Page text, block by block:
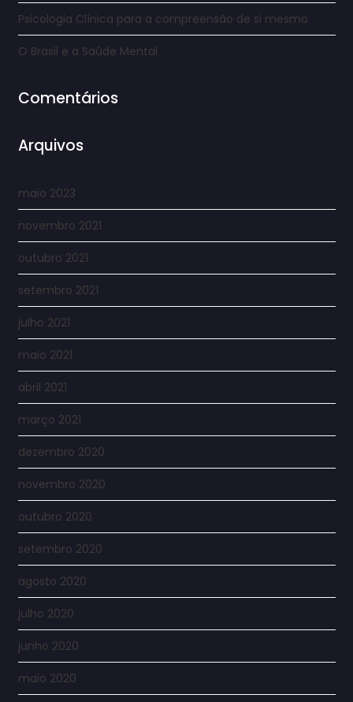
Psicologia Clínica para a compreensão de si mesmo
O Brasil e a Saúde Mental
Comentários
Arquivos
maio 2023
novembro 2021
outubro 2021
setembro 2021
julho 2021
maio 2021
abril 2021
março 2021
dezembro 2020
novembro 2020
outubro 2020
setembro 2020
agosto 2020
julho 2020
junho 2020
maio 2020